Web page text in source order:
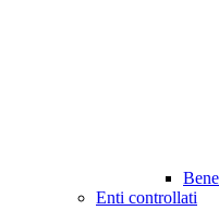
Enti controllati